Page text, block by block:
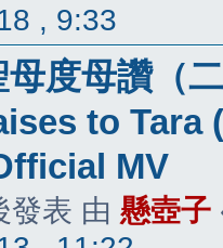
, 9:33
度母讚（二
to Tara
MV
發表 由 懸壺子